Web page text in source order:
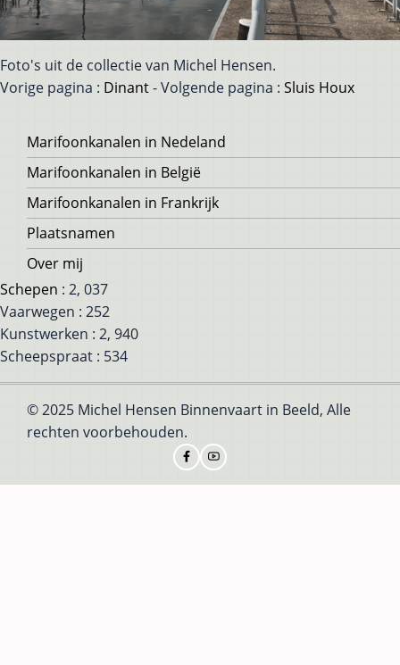
Foto's uit de collectie van Michel Hensen.
Vorige pagina : Dinant- Volgende pagina : Sluis Houx
Voet
Marifoonkanalen in Nedeland
Marifoonkanalen in België
Marifoonkanalen in Frankrijk
Plaatsnamen
Over mij
Schepen : 2, 037
Vaarwegen : 252
Kunstwerken : 2, 940
Scheepspraat : 534
© 2025 Michel Hensen Binnenvaart in Beeld, Alle
rechten voorbehouden.